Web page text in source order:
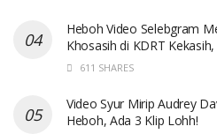
Heboh Video Selebgram
Khosasih di KDRT
611 SHARES
Video Syur Mirip Audrey
Heboh, Ada 3 Klip Lohh!